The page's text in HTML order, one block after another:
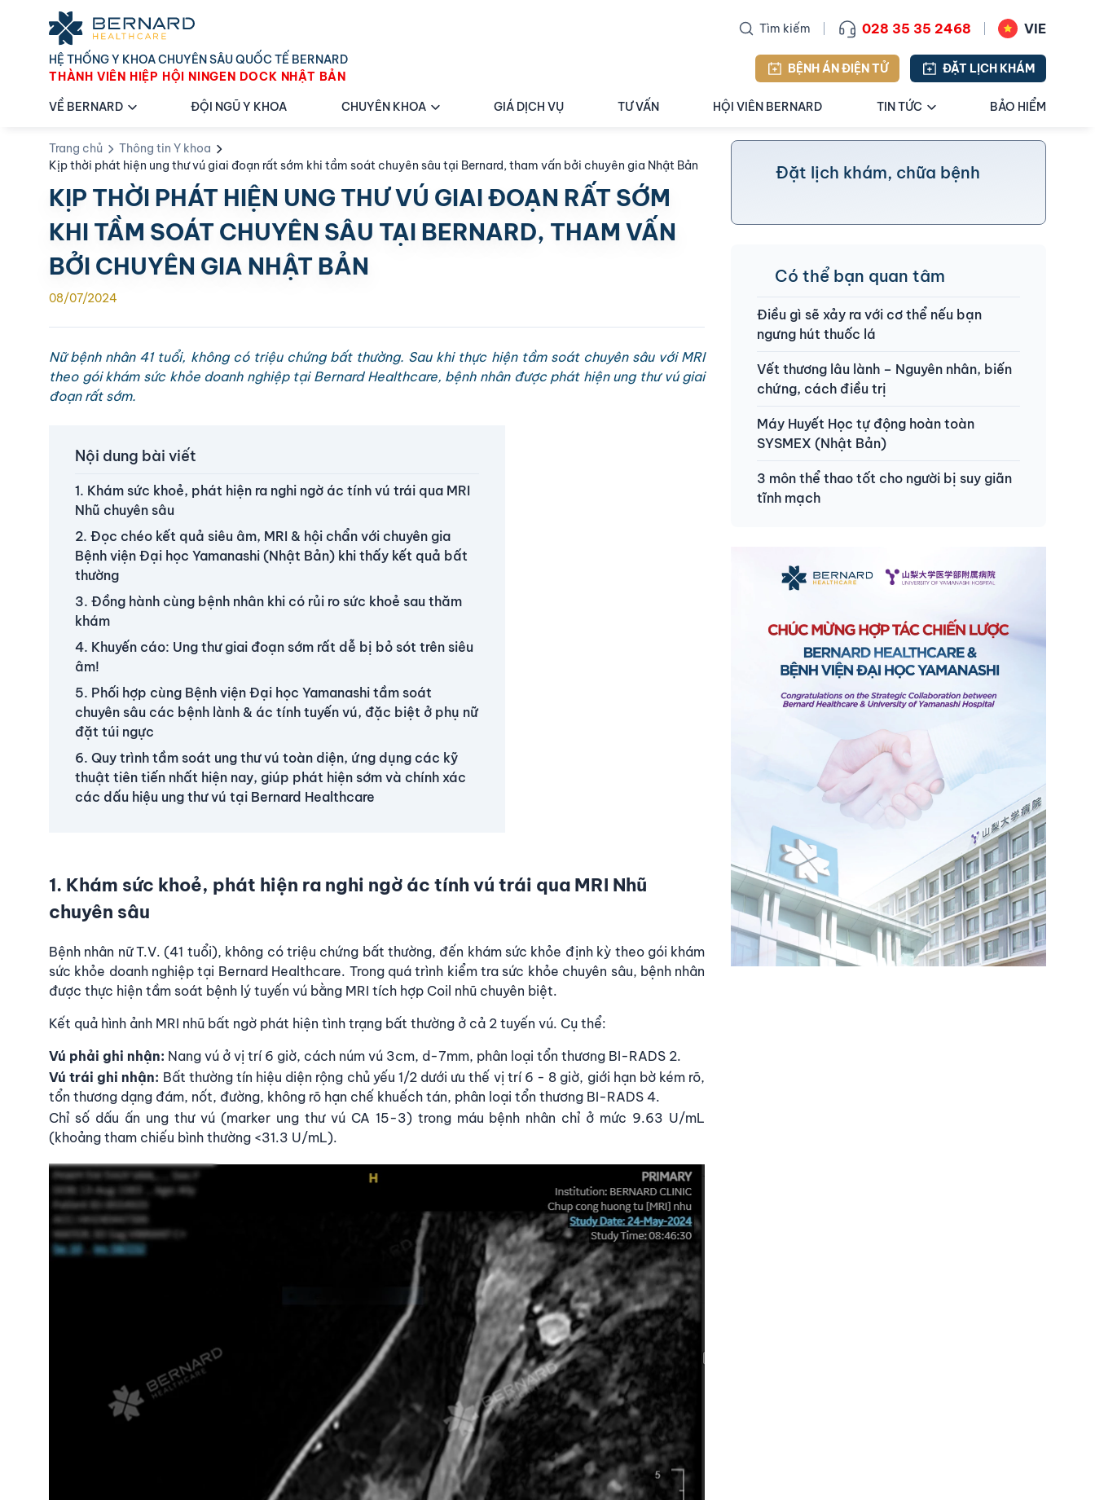
Tìm kiếm 028 35 35 2468 VIE
HỆ THỐNG Y KHOA CHUYÊN SÂU QUỐC TẾ BERNARD
THÀNH VIÊN HIỆP HỘI NINGEN DOCK NHẬT BẢN
BỆNH ÁN ĐIỆN TỬ ĐẶT LỊCH KHÁM
VỀ BERNARD ĐỘI NGŨ Y KHOA CHUYÊN KHOA GIÁ DỊCH VỤ TƯ VẤN HỘI VIÊN BERNARD TIN TỨC BẢO HIỂM
Trang chủ
Thông tin Y khoa
Kịp thời phát hiện ung thư vú giai đoạn rất sớm khi tầm soát chuyên sâu tại Bernard, tham vấn bởi chuyên gia Nhật Bản
KỊP THỜI PHÁT HIỆN UNG THƯ VÚ GIAI ĐOẠN RẤT SỚM
KHI TẦM SOÁT CHUYÊN SÂU TẠI BERNARD, THAM VẤN
BỞI CHUYÊN GIA NHẬT BẢN
08/07/2024
Nữ bệnh nhân 41 tuổi, không có triệu chứng bất thường. Sau khi thực hiện tầm soát chuyên sâu với MRI
theo gói khám sức khỏe doanh nghiệp tại Bernard Healthcare, bệnh nhân được phát hiện ung thư vú giai
đoạn rất sớm.
Nội dung bài viết
1. Khám sức khoẻ, phát hiện ra nghi ngờ ác tính vú trái qua MRI
Nhũ chuyên sâu
2. Đọc chéo kết quả siêu âm, MRI & hội chẩn với chuyên gia
Bệnh viện Đại học Yamanashi (Nhật Bản) khi thấy kết quả bất
thường
3. Đồng hành cùng bệnh nhân khi có rủi ro sức khoẻ sau thăm
khám
4. Khuyến cáo: Ung thư giai đoạn sớm rất dễ bị bỏ sót trên siêu
âm!
5. Phối hợp cùng Bệnh viện Đại học Yamanashi tầm soát
chuyên sâu các bệnh lành & ác tính tuyến vú, đặc biệt ở phụ nữ
đặt túi ngực
6. Quy trình tầm soát ung thư vú toàn diện, ứng dụng các kỹ
thuật tiên tiến nhất hiện nay, giúp phát hiện sớm và chính xác
các dấu hiệu ung thư vú tại Bernard Healthcare
1. Khám sức khoẻ, phát hiện ra nghi ngờ ác tính vú trái qua MRI Nhũ
chuyên sâu
Bệnh nhân nữ T.V. (41 tuổi), không có triệu chứng bất thường, đến khám sức khỏe định kỳ theo gói khám
sức khỏe doanh nghiệp tại Bernard Healthcare. Trong quá trình kiểm tra sức khỏe chuyên sâu, bệnh nhân
được thực hiện tầm soát bệnh lý tuyến vú bằng MRI tích hợp Coil nhũ chuyên biệt.
Kết quả hình ảnh MRI nhũ bất ngờ phát hiện tình trạng bất thường ở cả 2 tuyến vú. Cụ thể:
Vú phải ghi nhận: Nang vú ở vị trí 6 giờ, cách núm vú 3cm, d-7mm, phân loại tổn thương BI-RADS 2.
Vú trái ghi nhận: Bất thường tín hiệu diện rộng chủ yếu 1/2 dưới ưu thế vị trí 6 - 8 giờ, giới hạn bờ kém rõ,
tổn thương dạng đám, nốt, đường, không rõ hạn chế khuếch tán, phân loại tổn thương BI-RADS 4.
Chỉ số dấu ấn ung thư vú (marker ung thư vú CA 15-3) trong máu bệnh nhân chỉ ở mức 9.63 U/mL
(khoảng tham chiếu bình thường <31.3 U/mL).
Đặt lịch khám, chữa bệnh
Có thể bạn quan tâm
Điều gì sẽ xảy ra với cơ thể nếu bạn
ngưng hút thuốc lá
Vết thương lâu lành – Nguyên nhân, biến
chứng, cách điều trị
Máy Huyết Học tự động hoàn toàn
SYSMEX (Nhật Bản)
3 môn thể thao tốt cho người bị suy giãn
tĩnh mạch